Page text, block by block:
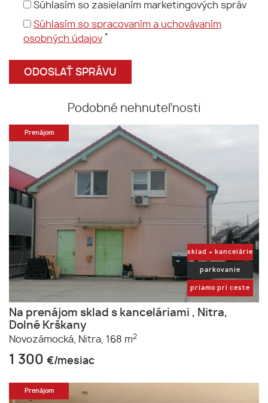
Súhlasím so zasielaním marketingových správ
Súhlasím so spracovaním a uchovávaním
osobných údajov *
Podobné nehnuteľnosti
Prenájom
sklad + kancelárie
parkovanie
priamo pri ceste
Na prenájom sklad s kanceláriami , Nitra,
Dolné Krškany
Novozámocká, Nitra, 168 m2
1 300 €/mesiac
Prenájom